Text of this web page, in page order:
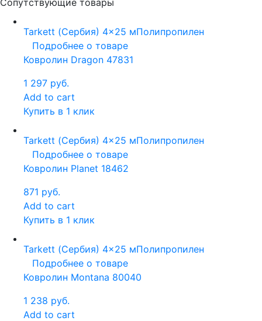
Сопутствующие товары
Tarkett (Сербия) 4x25 мПолипропилен
Подробнее о товаре
Ковролин Dragon 47831
1 297 руб.
Add to cart
Купить в 1 клик
Tarkett (Сербия) 4x25 мПолипропилен
Подробнее о товаре
Ковролин Planet 18462
871 руб.
Add to cart
Купить в 1 клик
Tarkett (Сербия) 4x25 мПолипропилен
Подробнее о товаре
Ковролин Montana 80040
1 238 руб.
Add to cart